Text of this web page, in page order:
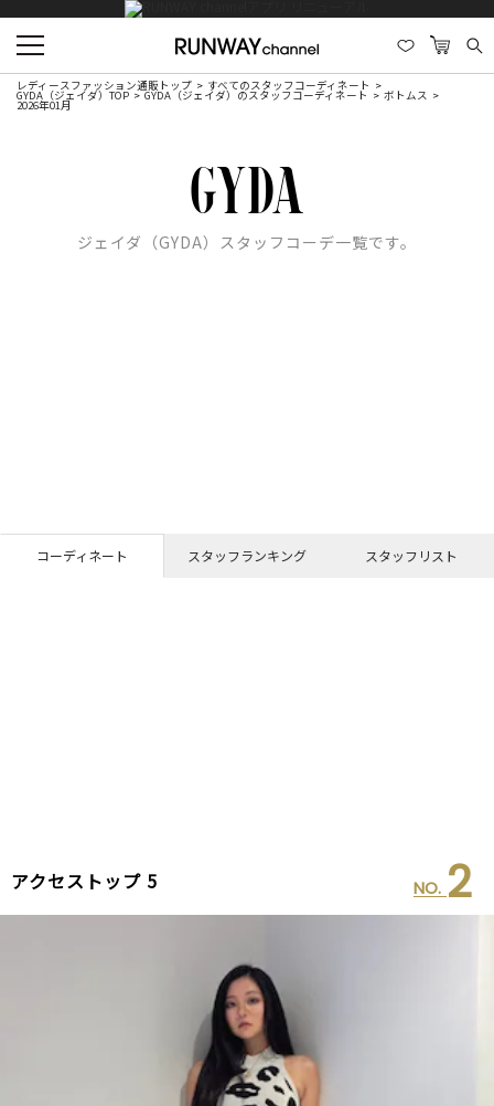
レディースファッション通販トップ すべてのスタッフコーディネート
GYDA（ジェイダ）TOP GYDA（ジェイダ）のスタッフコーディネート ボトムス
2026年01月
ジェイダ（GYDA）スタッフコーデ一覧です。
コーディネート スタッフランキング スタッフリスト
アクセストップ 5 NO. 2